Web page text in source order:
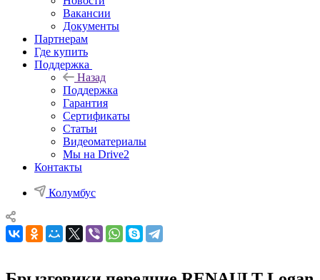
Вакансии
Документы
Партнерам
Где купить
Поддержка
Назад
Поддержка
Гарантия
Сертификаты
Статьи
Видеоматериалы
Мы на Drive2
Контакты
Колумбус